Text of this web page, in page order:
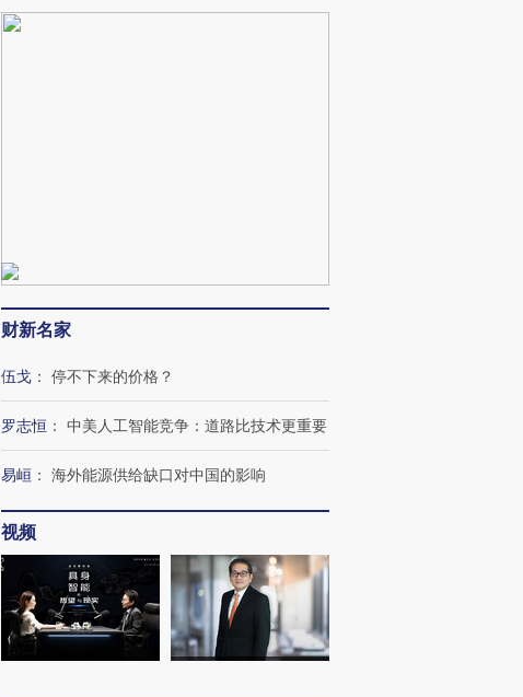
财新名家
伍戈 ： 停不下来的价格？
罗志恒 ： 中美人工智能竞争：道路比技术更重要
易峘 ： 海外能源供给缺口对中国的影响
视频